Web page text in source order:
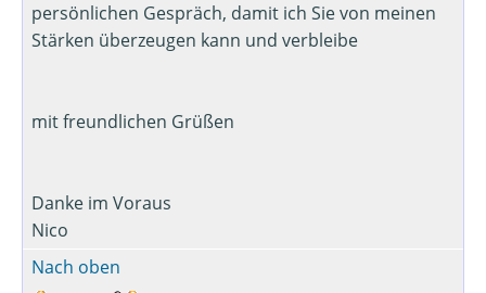
persönlichen Gespräch, damit ich Sie von meinen
Stärken überzeugen kann und verbleibe
mit freundlichen Grüßen
Danke im Voraus
Nico
Nach oben